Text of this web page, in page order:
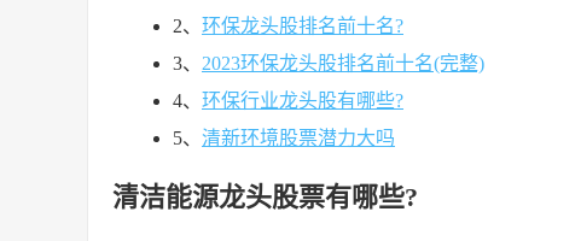
2、 环保龙头股排名前十名?
3、 2023环保龙头股排名前十名(完整)
4、 环保行业龙头股有哪些?
5、 清新环境股票潜力大吗
清洁能源龙头股票有哪些?